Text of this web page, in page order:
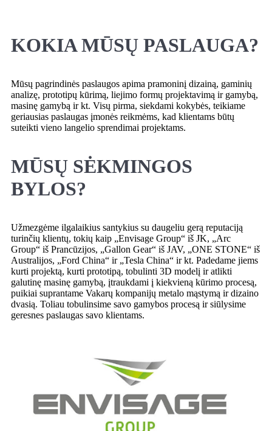
KOKIA MŪSŲ PASLAUGA?
Mūsų pagrindinės paslaugos apima pramoninį dizainą, gaminių
analizę, prototipų kūrimą, liejimo formų projektavimą ir gamybą,
masinę gamybą ir kt. Visų pirma, siekdami kokybės, teikiame
geriausias paslaugas įmonės reikmėms, kad klientams būtų
suteikti vieno langelio sprendimai projektams.
MŪSŲ SĖKMINGOS
BYLOS?
Užmezgėme ilgalaikius santykius su daugeliu gerą reputaciją
turinčių klientų, tokių kaip „Envisage Group“ iš JK, „Arc
Group“ iš Prancūzijos, „Gallon Gear“ iš JAV, „ONE STONE“ iš
Australijos, „Ford China“ ir „Tesla China“ ir kt. Padedame jiems
kurti projektą, kurti prototipą, tobulinti 3D modelį ir atlikti
galutinę masinę gamybą, įtraukdami į kiekvieną kūrimo procesą,
puikiai suprantame Vakarų kompanijų metalo mąstymą ir dizaino
dvasią. Toliau tobulinsime savo gamybos procesą ir siūlysime
geresnes paslaugas savo klientams.